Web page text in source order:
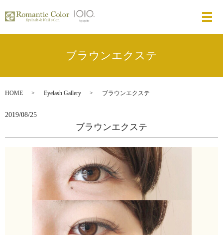
メ
ブラウンエクステ
HOME Eyelash Gallery ブラウンエクステ
2019/08/25
ブラウンエクステ